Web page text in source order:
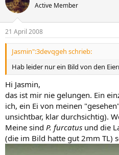
Active Member
21 April 2008
Jasmin":3devqgeh schrieb:
Hab leider nur ein Bild von den
Hi Jasmin,
das ist mir nie gelungen. Ein
ich, ein Ei von meinen
unsichtbar, klar durchsichtig).
Meine sind P. furcatus und die
(die im Bild hatte gut 2mm TL)